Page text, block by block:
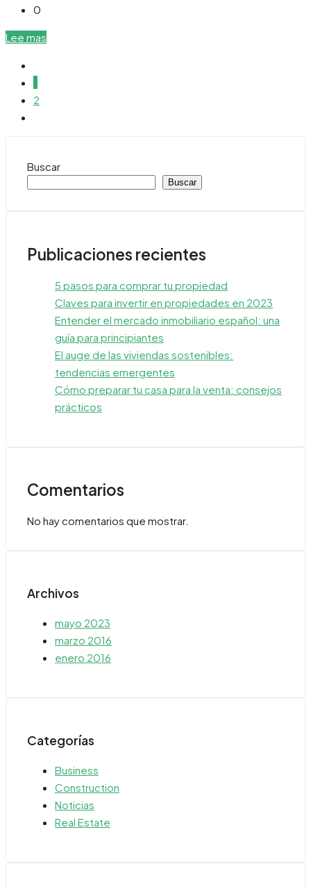
0
Lee mas
2
Buscar
Buscar
Publicaciones recientes
5 pasos para comprar tu propiedad
Claves para invertir en propiedades en 2023
Entender el mercado inmobiliario español: una
guía para principiantes
El auge de las viviendas sostenibles:
tendencias emergentes
Cómo preparar tu casa para la venta: consejos
prácticos
Comentarios
No hay comentarios que mostrar.
Archivos
mayo 2023
marzo 2016
enero 2016
Categorías
Business
Construction
Noticias
Real Estate